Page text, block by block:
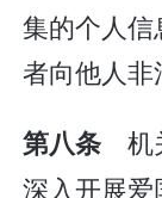
集的个人
者向他人非
第八条 机
深入开展